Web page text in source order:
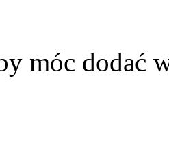
móc dodać